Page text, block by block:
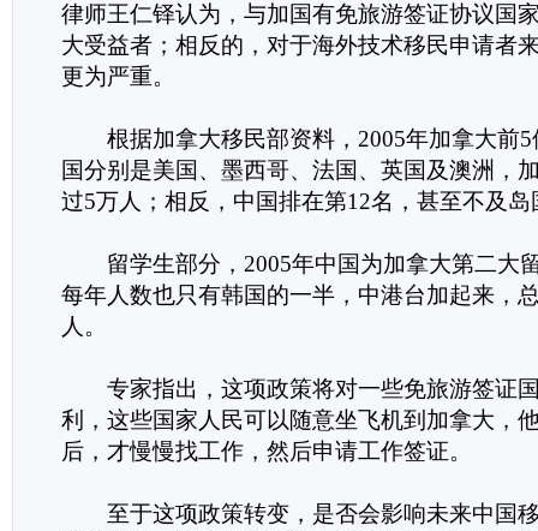
律师王仁铎认为，与加国有免旅游签证协议国
大受益者；相反的，对于海外技术移民申请者
更为严重。
根据加拿大移民部资料，2005年加拿大前5
国分别是美国、墨西哥、法国、英国及澳洲，
过5万人；相反，中国排在第12名，甚至不及岛
留学生部分，2005年中国为加拿大第二大
每年人数也只有韩国的一半，中港台加起来，
人。
专家指出，这项政策将对一些免旅游签证
利，这些国家人民可以随意坐飞机到加拿大，
后，才慢慢找工作，然后申请工作签证。
至于这项政策转变，是否会影响未来中国